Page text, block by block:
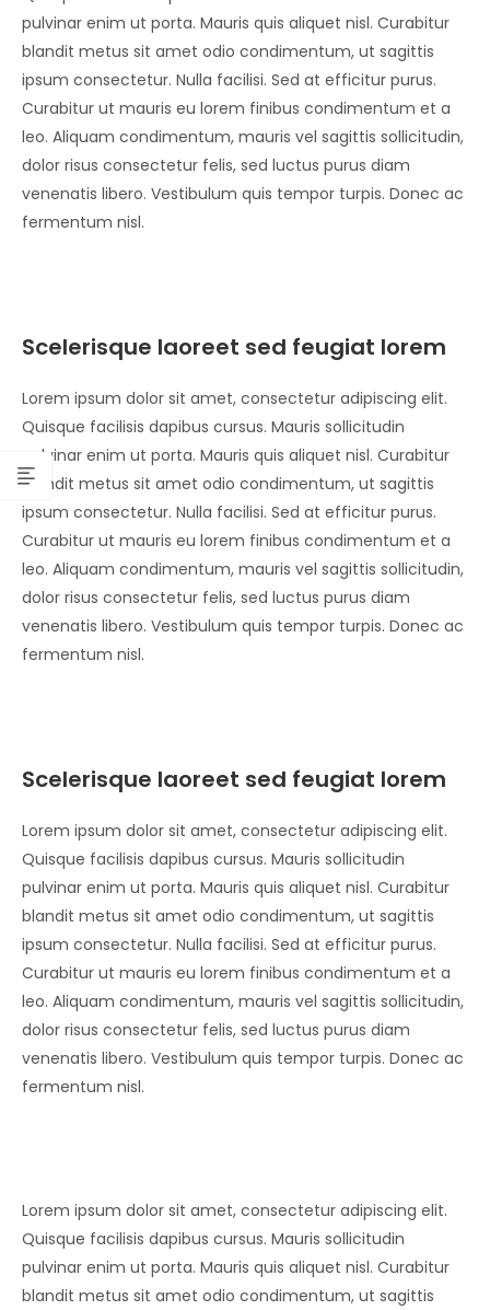
pulvinar enim ut porta. Mauris quis aliquet nisl. Curabitur
blandit metus sit amet odio condimentum, ut sagittis
ipsum consectetur. Nulla facilisi. Sed at efficitur purus.
Curabitur ut mauris eu lorem finibus condimentum et a
leo. Aliquam condimentum, mauris vel sagittis sollicitudin,
dolor risus consectetur felis, sed luctus purus diam
venenatis libero. Vestibulum quis tempor turpis. Donec ac
fermentum nisl.
Scelerisque laoreet sed feugiat lorem
Lorem ipsum dolor sit amet, consectetur adipiscing elit.
Quisque facilisis dapibus cursus. Mauris sollicitudin
pulvinar enim ut porta. Mauris quis aliquet nisl. Curabitur
blandit metus sit amet odio condimentum, ut sagittis
ipsum consectetur. Nulla facilisi. Sed at efficitur purus.
Curabitur ut mauris eu lorem finibus condimentum et a
leo. Aliquam condimentum, mauris vel sagittis sollicitudin,
dolor risus consectetur felis, sed luctus purus diam
venenatis libero. Vestibulum quis tempor turpis. Donec ac
fermentum nisl.
Scelerisque laoreet sed feugiat lorem
Lorem ipsum dolor sit amet, consectetur adipiscing elit.
Quisque facilisis dapibus cursus. Mauris sollicitudin
pulvinar enim ut porta. Mauris quis aliquet nisl. Curabitur
blandit metus sit amet odio condimentum, ut sagittis
ipsum consectetur. Nulla facilisi. Sed at efficitur purus.
Curabitur ut mauris eu lorem finibus condimentum et a
leo. Aliquam condimentum, mauris vel sagittis sollicitudin,
dolor risus consectetur felis, sed luctus purus diam
venenatis libero. Vestibulum quis tempor turpis. Donec ac
fermentum nisl.
Lorem ipsum dolor sit amet, consectetur adipiscing elit.
Quisque facilisis dapibus cursus. Mauris sollicitudin
pulvinar enim ut porta. Mauris quis aliquet nisl. Curabitur
blandit metus sit amet odio condimentum, ut sagittis